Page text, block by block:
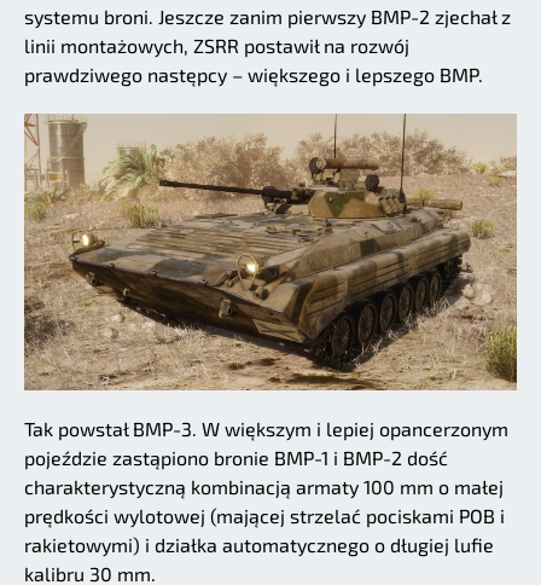
systemu broni. Jeszcze zanim pierwszy BMP-2 zjechał z
linii montażowych, ZSRR postawił na rozwój
prawdziwego następcy – większego i lepszego BMP.
Tak powstał BMP-3. W większym i lepiej opancerzonym
pojeździe zastąpiono bronie BMP-1 i BMP-2 dość
charakterystyczną kombinacją armaty 100 mm o małej
prędkości wylotowej (mającej strzelać pociskami POB i
rakietowymi) i działka automatycznego o długiej lufie
kalibru 30 mm.